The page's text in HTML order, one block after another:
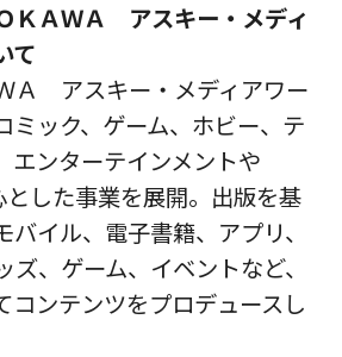
ＫＡＷＡ アスキー・メディ
て
Ａ アスキー・メディアワー
ミック、ゲーム、ホビー、テ
エンターテインメントや
した事業を展開。出版を基
イル、電子書籍、アプリ、
ズ、ゲーム、イベントなど、
コンテンツをプロデュースし